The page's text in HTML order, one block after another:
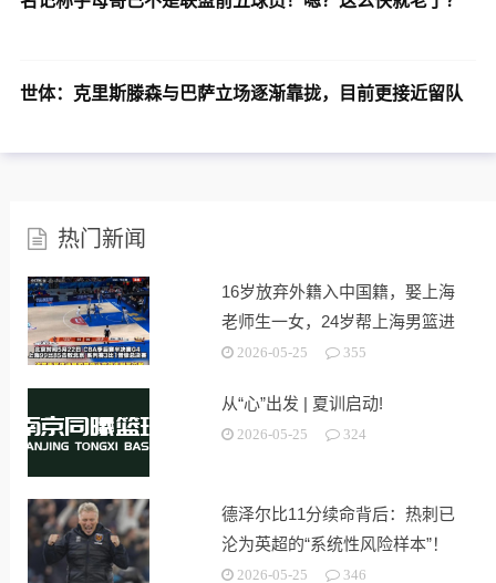
世体：克里斯滕森与巴萨立场逐渐靠拢，目前更接近留队
热门新闻
16岁放弃外籍入中国籍，娶上海
老师生一女，24岁帮上海男篮进
决赛
2026-05-25 355
从“心”出发 | 夏训启动!
2026-05-25 324
德泽尔比11分续命背后：热刺已
沦为英超的“系统性风险样本”！
2026-05-25 346